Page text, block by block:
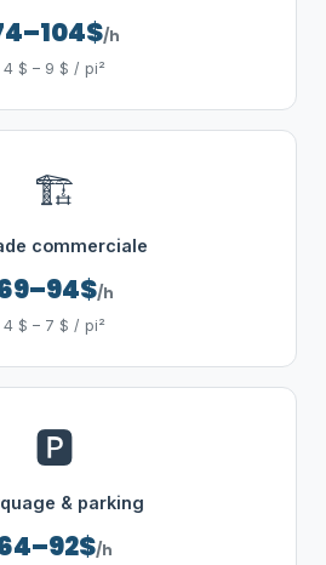
/h
4 $ – 9 $ / pi²
🏗️
commerciale
/h
4 $ – 7 $ / pi²
🅿️
& parking
/h